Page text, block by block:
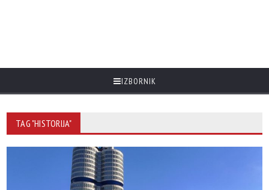
IZBORNIK
TAG "HISTORIJA"